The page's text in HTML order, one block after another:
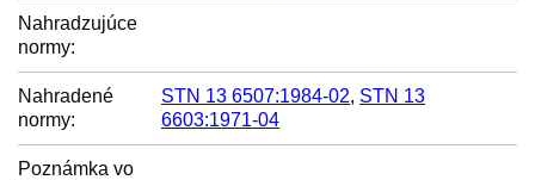
Nahradzujúce
normy:
Nahradené
normy:
STN 13 6507:1984-02, STN 13
6603:1971-04
Poznámka vo